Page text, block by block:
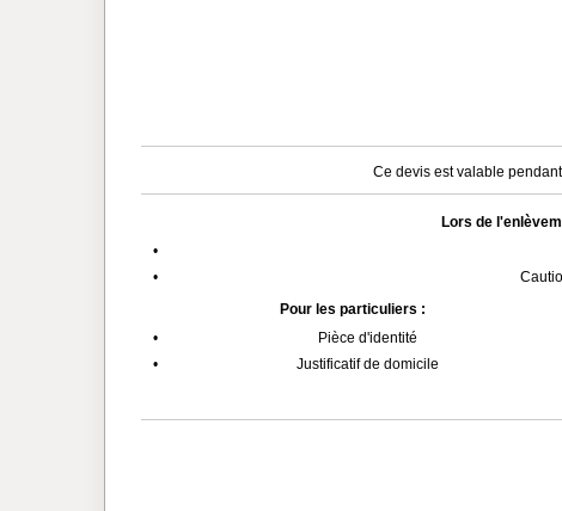
Ce devis est valable
Lors de
•
•
Pour les particuliers :
•
Pièce d'identité
•
Justificatif de domicile